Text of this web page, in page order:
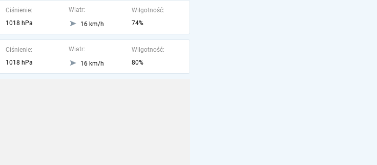
Ciśnienie:
1018 hPa
Wiatr:
16 km/h
Wilgotność:
74%
Ciśnienie:
1018 hPa
Wiatr:
16 km/h
Wilgotność:
80%